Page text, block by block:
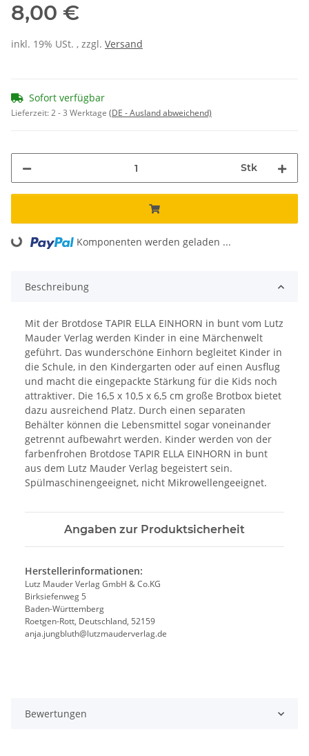
8,00 €
inkl. 19% USt. , zzgl. Versand
Sofort verfügbar
Lieferzeit:2 - 3 Werktage (DE - Ausland abweichend)
Stk
Komponenten werden geladen ...
Beschreibung
Mit der Brotdose TAPIR ELLA EINHORN in bunt vom Lutz
Mauder Verlag werden Kinder in eine Märchenwelt
geführt. Das wunderschöne Einhorn begleitet Kinder in
die Schule, in den Kindergarten oder auf einen Ausflug
und macht die eingepackte Stärkung für die Kids noch
attraktiver. Die 16,5 x 10,5 x 6,5 cm große Brotbox bietet
dazu ausreichend Platz. Durch einen separaten
Behälter können die Lebensmittel sogar voneinander
getrennt aufbewahrt werden. Kinder werden von der
farbenfrohen Brotdose TAPIR ELLA EINHORN in bunt
aus dem Lutz Mauder Verlag begeistert sein.
Spülmaschinengeeignet, nicht Mikrowellengeeignet.
Angaben zur Produktsicherheit
Herstellerinformationen:
Lutz Mauder Verlag GmbH & Co.KG
Birksiefenweg 5
Baden-Württemberg
Roetgen-Rott, Deutschland, 52159
anja.jungbluth@lutzmauderverlag.de
Bewertungen